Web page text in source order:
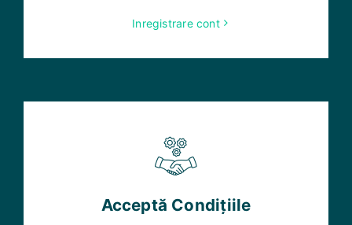
Inregistrare cont
Acceptă Condițiile